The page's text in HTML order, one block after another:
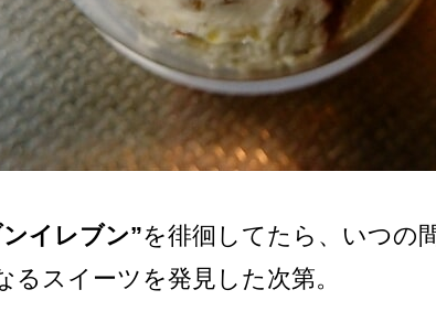
イレブン”を徘徊してたら、いつの
るスイーツを発見した次第。